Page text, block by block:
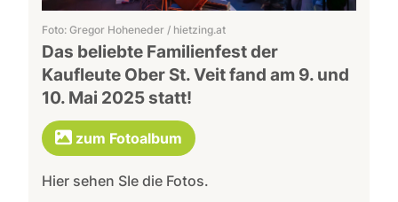
Foto: Gregor Hoheneder / hietzing.at
Das beliebte Familienfest der
Kaufleute Ober St. Veit fand am 9. und
10. Mai 2025 statt!
zum Fotoalbum
Hier sehen SIe die Fotos.